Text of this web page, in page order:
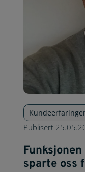
Publisert
sparte oss